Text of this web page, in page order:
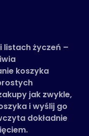
listach życzeń –
koszyka
jak zwykle,
i wyślij go
dokładnie